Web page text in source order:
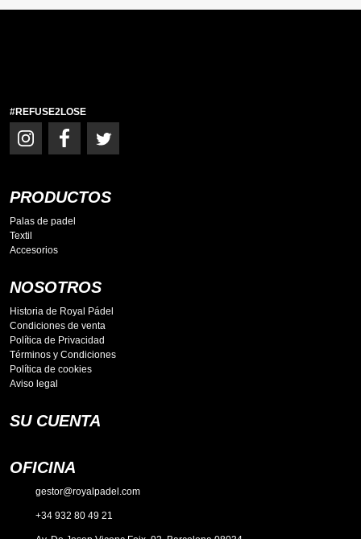
#REFUSE2LOSE
PRODUCTOS
Palas de padel
Textil
Accesorios
NOSOTROS
Historia de Royal Pádel
Condiciones de venta
Política de Privacidad
Términos y Condiciones
Política de cookies
Aviso legal
SU CUENTA
OFICINA
gestor@royalpadel.com
+34 932 80 49 21